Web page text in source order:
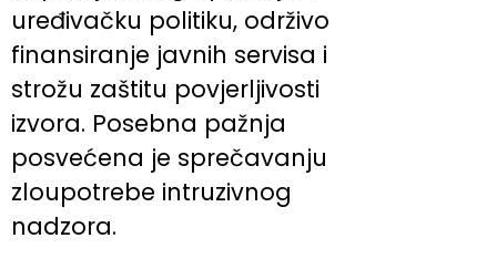
uređivačku politiku, održivo
finansiranje javnih servisa i
strožu zaštitu povjerljivosti
izvora. Posebna pažnja
posvećena je sprečavanju
zloupotrebe intruzivnog
nadzora.